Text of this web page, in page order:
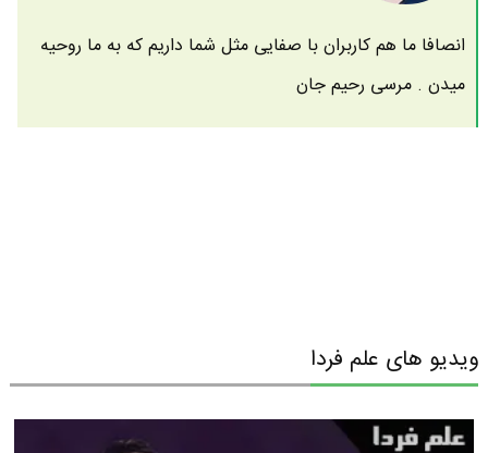
انصافا ما هم کاربران با صفایی مثل شما داریم که به ما روحیه
میدن . مرسی رحیم جان
ویدیو های علم فردا